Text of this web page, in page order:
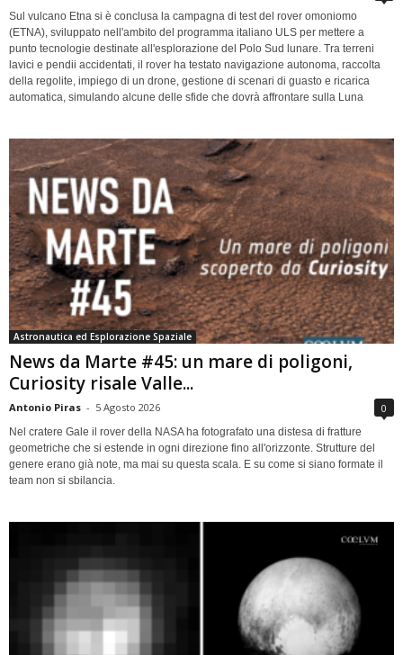
Sul vulcano Etna si è conclusa la campagna di test del rover omoniomo
(ETNA), sviluppato nell'ambito del programma italiano ULS per mettere a
punto tecnologie destinate all'esplorazione del Polo Sud lunare. Tra terreni
lavici e pendii accidentati, il rover ha testato navigazione autonoma, raccolta
della regolite, impiego di un drone, gestione di scenari di guasto e ricarica
automatica, simulando alcune delle sfide che dovrà affrontare sulla Luna
Astronautica ed Esplorazione Spaziale
News da Marte #45: un mare di poligoni,
Curiosity risale Valle...
Antonio Piras - 5 Agosto 2026 0
Nel cratere Gale il rover della NASA ha fotografato una distesa di fratture
geometriche che si estende in ogni direzione fino all'orizzonte. Strutture del
genere erano già note, ma mai su questa scala. E su come si siano formate il
team non si sbilancia.